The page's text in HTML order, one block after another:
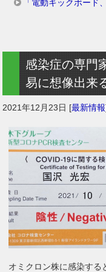
「電動キックボー
感染症の専門
易に想像出来
2021年12月23日 [最新情報
オミクロン株に感染する